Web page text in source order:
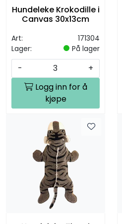
Hundeleke Krokodille i
Canvas 30x13cm
Art:
171304
Lager:
På lager
-
+
Logg inn for å
kjøpe